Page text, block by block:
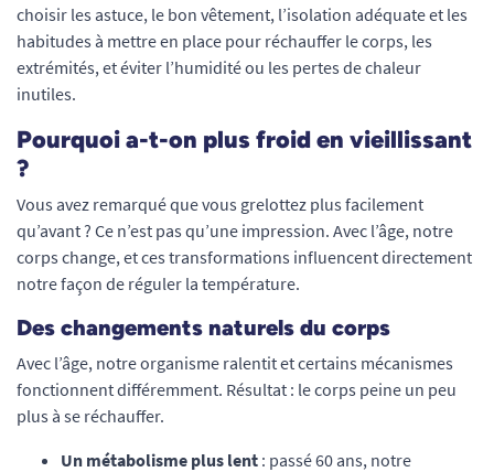
choisir les astuce, le bon vêtement, l’isolation adéquate et les
habitudes à mettre en place pour réchauffer le corps, les
extrémités, et éviter l’humidité ou les pertes de chaleur
inutiles.
Pourquoi a-t-on plus froid en vieillissant
?
Vous avez remarqué que vous grelottez plus facilement
qu’avant ? Ce n’est pas qu’une impression. Avec l’âge, notre
corps change, et ces transformations influencent directement
notre façon de réguler la température.
Des changements naturels du corps
Avec l’âge, notre organisme ralentit et certains mécanismes
fonctionnent différemment. Résultat : le corps peine un peu
plus à se réchauffer.
Un métabolisme plus lent : passé 60 ans, notre